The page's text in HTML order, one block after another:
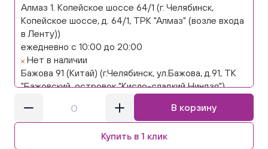
Алмаз 1. Копейское шоссе 64/1 (г. Челябинск,
Копейское шоссе, д. 64/1, ТРК "Алмаз" (возле входа
в Ленту))
ежедневно с 10:00 до 20:00
Нет в наличии
Бажова 91 (Китай) (г.Челябинск, ул.Бажова, д.91, ТК
"Бажовский, островок "Кисло-сладкий Ниндзя")
ежедневно с 10:00 до 20:00
Мало
Бажова 91 Цветы (г. Челябинск, ул.Бажова, д91/1 (на
В корзину
Купить в 1 клик